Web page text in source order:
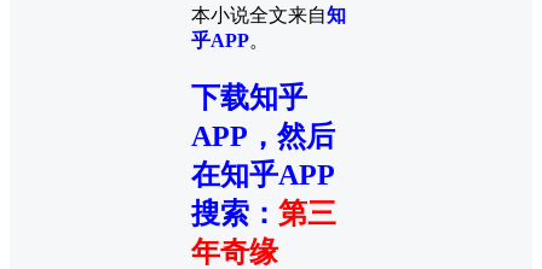
本小说全文来自知
乎APP。
下载知乎
APP，然后
在知乎APP
搜索 ： 第三
年奇缘